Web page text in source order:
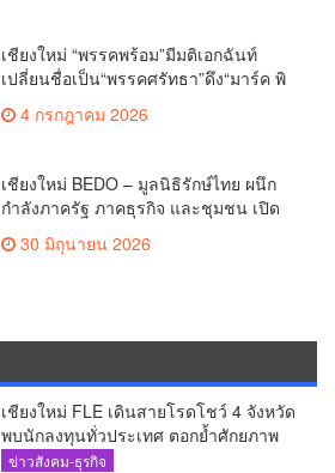
เชียงใหม่ “พรรคพร้อม”มีมติเอกฉันท์
เปลี่ยนชื่อเป็น“พรรคศรัทธา”ดึง“มาร์ค พิ
ตบูล”นำทัพกรรมการบริหารชุดใหม่(คลิป)
4 กรกฎาคม 2026
เชียงใหม่ BEDO – มูลนิธิรักษ์ไทย ผนึก
กำลังภาครัฐ ภาคธุรกิจ และชุมชน เปิด
พิทักษ์ป่าต้นน้ำ ผ่านกลไก PES ฟื้นฟูป่า
30 มิถุนายน 2026
เชียงใหม่ FLE เดินสายโรดโชว์ 4 จังหวัด
พบนักลงทุนทั่วประเทศ ตอกย้ำศักยภาพ
ผู้นำธุรกิจระบบน้ำครบวงจร(คลิป)
ข่าวสังคม-ธุรกิจ